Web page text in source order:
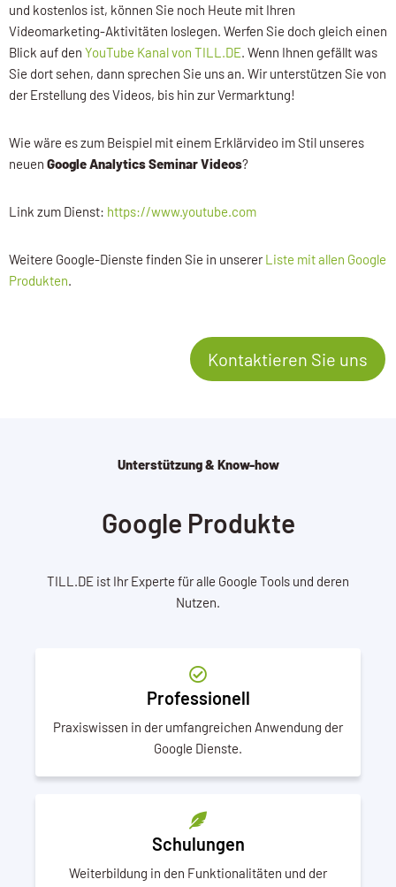
und kostenlos ist, können Sie noch Heute mit Ihren
Videomarketing-Aktivitäten loslegen. Werfen Sie doch gleich einen
Blick auf den YouTube Kanal von TILL.DE. Wenn Ihnen gefällt was
Sie dort sehen, dann sprechen Sie uns an. Wir unterstützen Sie von
der Erstellung des Videos, bis hin zur Vermarktung!
Wie wäre es zum Beispiel mit einem Erklärvideo im Stil unseres
neuen Google Analytics Seminar Videos?
Link zum Dienst: https://www.youtube.com
Weitere Google-Dienste finden Sie in unsererListe mit allen Google
Produkten.
Kontaktieren Sie uns
Unterstützung & Know-how
Google Produkte
TILL.DE ist Ihr Experte für alle Google Tools und deren
Nutzen.
Professionell
Praxiswissen in der umfangreichen Anwendung der
Google Dienste.
Schulungen
Weiterbildung in den Funktionalitäten und der